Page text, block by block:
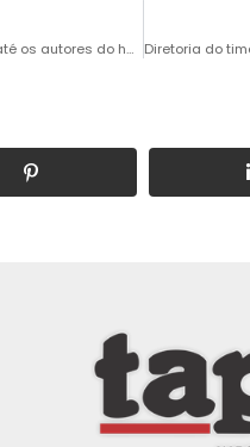
Automóvel incendiado pode levar Polícia até os autores do homicídio de caseiro